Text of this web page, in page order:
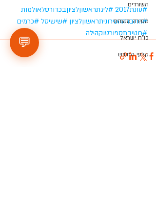
💬
השורדים
מסירה מנצחת
כו"ח ישראל
קלעי החודש
#עונת2017
#ליגתראשוןלציוןבכדורסלאולמות
#החברההעירוניתראשוןלציון #שישיסל #כרמים
#חטיבתספורטוקהילה